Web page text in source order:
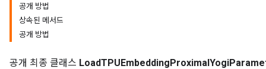
공개 방법
상속된 메서드
공개 방법
공개 최종 클래스